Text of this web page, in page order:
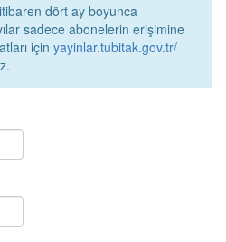
dört ay boyunca
sadece abonelerin erişimine
fırsatları için yayinlar.tubitak.gov.tr/